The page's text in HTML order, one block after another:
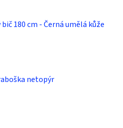
180 cm - Černá umělá kůže
netopýr